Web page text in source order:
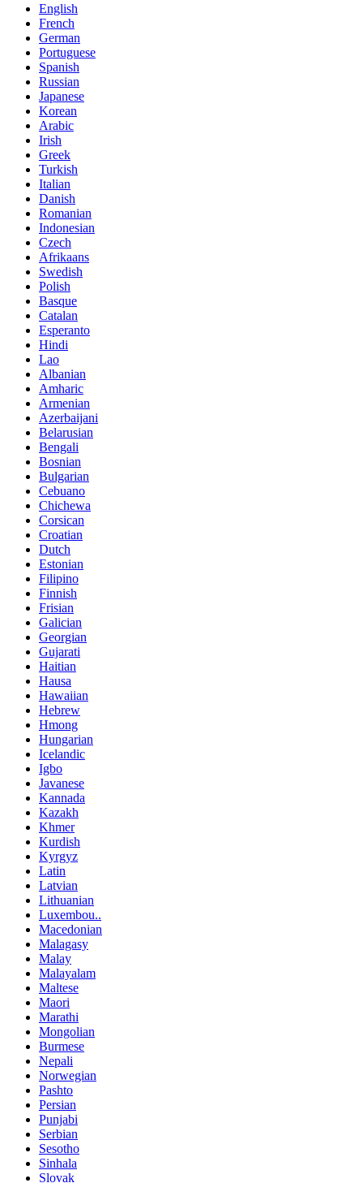
English
French
German
Portuguese
Spanish
Russian
Japanese
Korean
Arabic
Irish
Greek
Turkish
Italian
Danish
Romanian
Indonesian
Czech
Afrikaans
Swedish
Polish
Basque
Catalan
Esperanto
Hindi
Lao
Albanian
Amharic
Armenian
Azerbaijani
Belarusian
Bengali
Bosnian
Bulgarian
Cebuano
Chichewa
Corsican
Croatian
Dutch
Estonian
Filipino
Finnish
Frisian
Galician
Georgian
Gujarati
Haitian
Hausa
Hawaiian
Hebrew
Hmong
Hungarian
Icelandic
Igbo
Javanese
Kannada
Kazakh
Khmer
Kurdish
Kyrgyz
Latin
Latvian
Lithuanian
Luxembou..
Macedonian
Malagasy
Malay
Malayalam
Maltese
Maori
Marathi
Mongolian
Burmese
Nepali
Norwegian
Pashto
Persian
Punjabi
Serbian
Sesotho
Sinhala
Slovak